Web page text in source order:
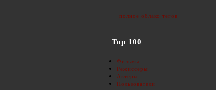
полное облако тегов
Top 100
Фильмы
Режиссеры
Актеры
Пользователи